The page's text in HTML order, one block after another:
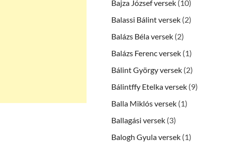
Bajza József versek (10)
Balassi Bálint versek (2)
Balázs Béla versek (2)
Balázs Ferenc versek (1)
Bálint György versek (2)
Bálintffy Etelka versek (9)
Balla Miklós versek (1)
Ballagási versek (3)
Balogh Gyula versek (1)